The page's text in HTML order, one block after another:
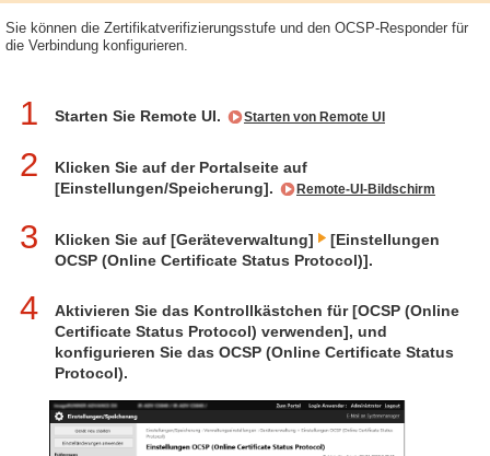
Sie können die Zertifikatverifizierungsstufe und den OCSP-Responder für
die Verbindung konfigurieren.
1 Starten Sie Remote UI. Starten von Remote UI
2
Klicken Sie auf der Portalseite auf
[Einstellungen/Speicherung].
Remote-UI-Bildschirm
3 Klicken Sie auf [Geräteverwaltung]
[Einstellungen
OCSP (Online Certificate Status Protocol)].
4
Aktivieren Sie das Kontrollkästchen für [OCSP (Online
Certificate Status Protocol) verwenden], und
konfigurieren Sie das OCSP (Online Certificate Status
Protocol).